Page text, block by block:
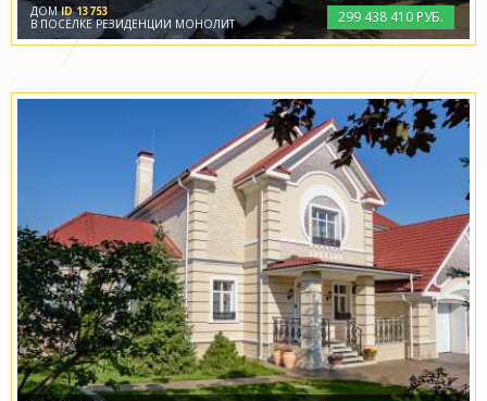
299 438 410 РУБ.
ДОМID 13753
В ПОСЁЛКЕ РЕЗИДЕНЦИИ МОНОЛИТ